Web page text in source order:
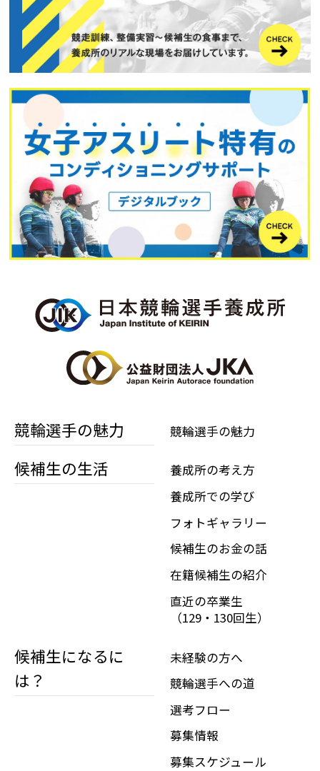
競輪選手の魅力 競輪選手の魅力
候補生の生活
養成所の考え方
養成所での学び
フォトギャラリー
候補生のお金の話
在籍候補生の紹介
直近の卒業生
（129・130回生）
候補生になるに
は？
未経験の方へ
競輪選手への道
選考フロー
募集情報
募集スケジュール